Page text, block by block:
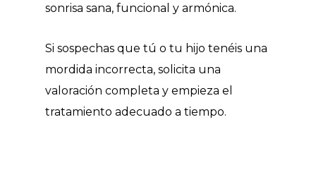
sonrisa sana, funcional y armónica.
Si sospechas que tú o tu hijo tenéis una
mordida incorrecta, solicita una
valoración completa y empieza el
tratamiento adecuado a tiempo.